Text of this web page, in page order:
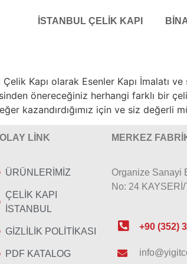
İSTANBUL ÇELIK KAPI
Kapı olarak Esenler Kapı İmalatı
önereceğiniz herhangi farklı bir
kazandırdığımız için ve siz değerli
LİNK
ÜRÜNLERİMİZ
ÇELİK KAPI
İSTANBUL
GİZLİLİK POLİTİKASI
PDF KATALOG
MERKEZ
Organize Sanayi
No: 24
+90 (352)